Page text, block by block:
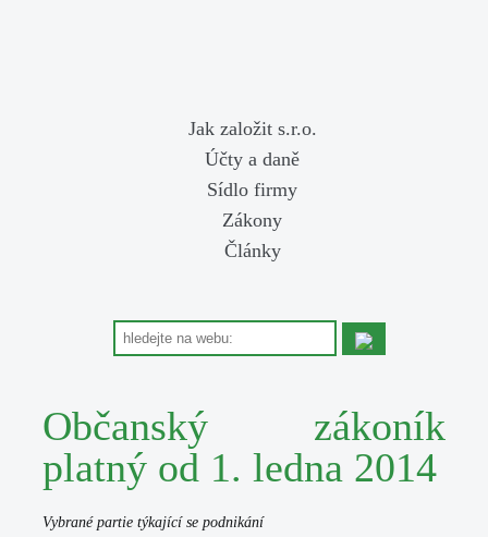
Jak založit s.r.o.
Účty a daně
Sídlo firmy
Zákony
Články
Občanský zákoník
platný od 1. ledna 2014
Vybrané partie týkající se podnikání